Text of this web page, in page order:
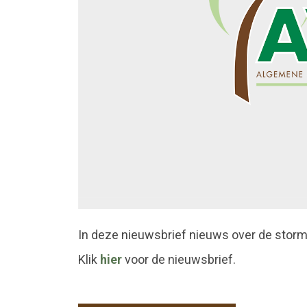
In deze nieuwsbrief nieuws over de
Klik hiervoor de nieuwsbrief.